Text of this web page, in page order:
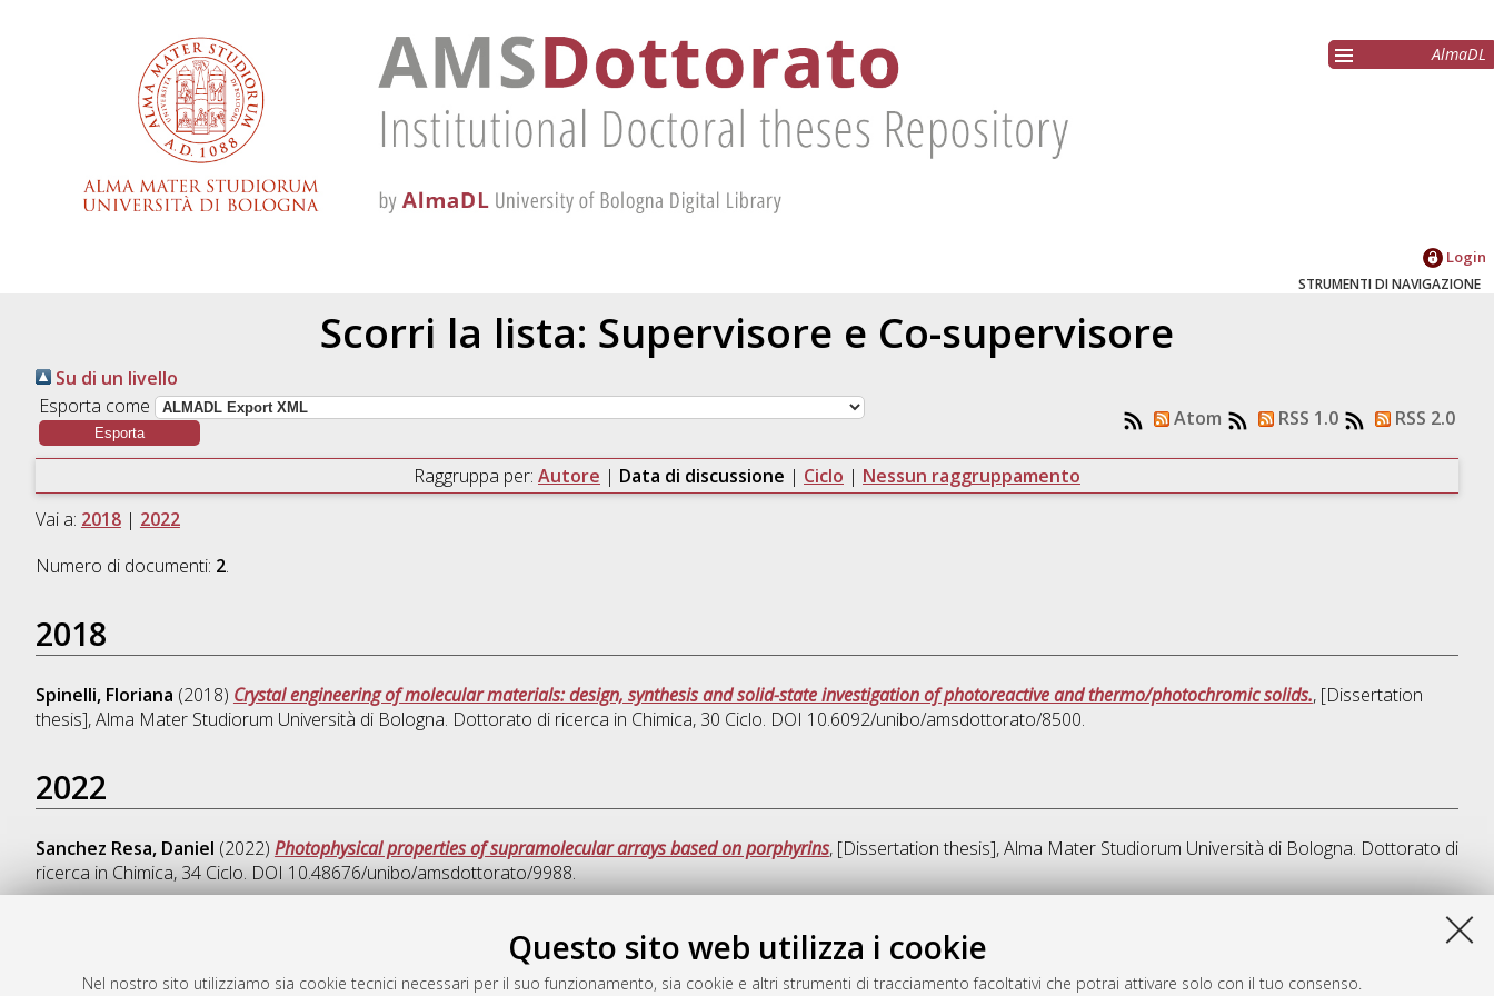
Questo sito web utilizza i cookie
Nel nostro sito utilizziamo sia cookie tecnici necessari per il suo funzionamento, sia cookie e altri strumenti di tracciamento facoltativi che potrai attivare solo con il tuo consenso.
AlmaDL
Login
STRUMENTI DI NAVIGAZIONE
Scorri la lista: Supervisore e Co-supervisore
Su di un livello
Esporta come
Atom RSS 1.0 RSS 2.0
Raggruppa per: Autore | Data di discussione | Ciclo | Nessun raggruppamento
Vai a: 2018| 2022
Numero di documenti: 2.
2018
Spinelli, Floriana (2018) Crystal engineering of molecular materials: design, synthesis and solid-state investigation of photoreactive and thermo/photochromic solids., [Dissertation
thesis], Alma Mater Studiorum Università di Bologna. Dottorato di ricerca in Chimica, 30 Ciclo. DOI 10.6092/unibo/amsdottorato/8500.
2022
Sanchez Resa, Daniel (2022) Photophysical properties of supramolecular arrays based on porphyrins, [Dissertation thesis], Alma Mater Studiorum Università di Bologna. Dottorato di
ricerca in Chimica, 34 Ciclo. DOI 10.48676/unibo/amsdottorato/9988.
Questa lista e' stata generata il Sun Aug 9 20:45:02 2026 CEST.
AMS Dottorato